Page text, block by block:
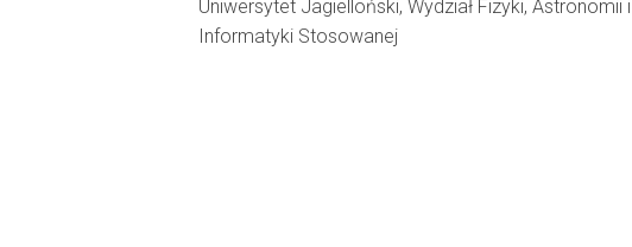
Uniwersytet Jagielloński, Wydział Fizyki, Astronomii i
Informatyki Stosowanej